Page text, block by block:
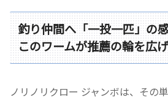
釣り仲間へ「一投一匹」の
このワームが推薦の輪を広
ノリノリクロー ジャンボは、その